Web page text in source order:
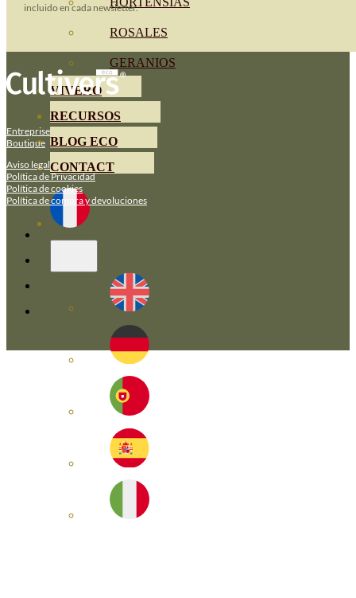
ROSALES
GERANIOS
VIVERO
RECURSOS
BLOG ECO
CONTACT
incluido en cada newsletter.
Entreprise
Boutique
Aviso legal
Política de Privacidad
Política de cookies
Política de compra y devoluciones